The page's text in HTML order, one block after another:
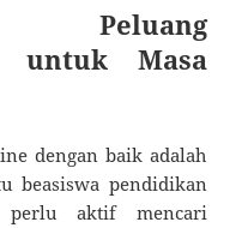
Peluang
untuk Masa
dengan baik adalah
beasiswa pendidikan
perlu aktif mencari